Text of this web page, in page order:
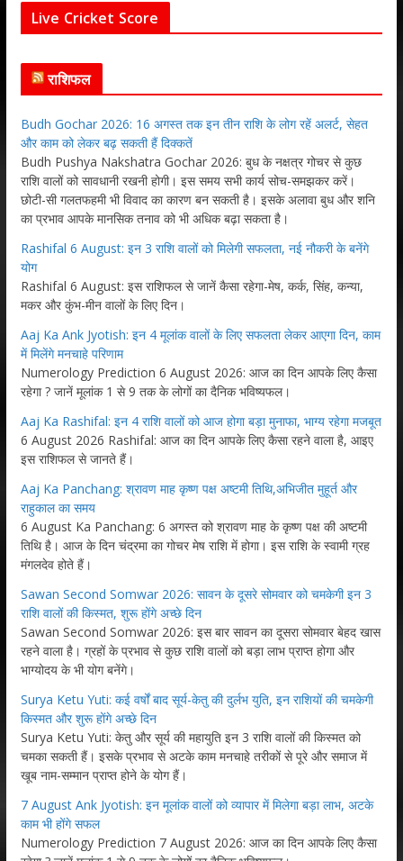
Live Cricket Score
राशिफल
Budh Gochar 2026: 16 अगस्त तक इन तीन राशि के लोग रहें अलर्ट, सेहत
और काम को लेकर बढ़ सकती हैं दिक्कतें
Budh Pushya Nakshatra Gochar 2026: बुध के नक्षत्र गोचर से कुछ
राशि वालों को सावधानी रखनी होगी। इस समय सभी कार्य सोच-समझकर करें।
छोटी-सी गलतफहमी भी विवाद का कारण बन सकती है। इसके अलावा बुध और शनि
का प्रभाव आपके मानसिक तनाव को भी अधिक बढ़ा सकता है।
Rashifal 6 August: इन 3 राशि वालों को मिलेगी सफलता, नई नौकरी के बनेंगे
योग
Rashifal 6 August: इस राशिफल से जानें कैसा रहेगा-मेष, कर्क, सिंह, कन्या,
मकर और कुंभ-मीन वालों के लिए दिन।
Aaj Ka Ank Jyotish: इन 4 मूलांक वालों के लिए सफलता लेकर आएगा दिन, काम
में मिलेंगे मनचाहे परिणाम
Numerology Prediction 6 August 2026: आज का दिन आपके लिए कैसा
रहेगा ? जानें मूलांक 1 से 9 तक के लोगों का दैनिक भविष्यफल।
Aaj Ka Rashifal: इन 4 राशि वालों को आज होगा बड़ा मुनाफा, भाग्य रहेगा मजबूत
6 August 2026 Rashifal: आज का दिन आपके लिए कैसा रहने वाला है, आइए
इस राशिफल से जानते हैं।
Aaj Ka Panchang: श्रावण माह कृष्ण पक्ष अष्टमी तिथि,अभिजीत मुहूर्त और
राहुकाल का समय
6 August Ka Panchang: 6 अगस्त को श्रावण माह के कृष्ण पक्ष की अष्टमी
तिथि है। आज के दिन चंद्रमा का गोचर मेष राशि में होगा। इस राशि के स्वामी ग्रह
मंगलदेव होते हैं।
Sawan Second Somwar 2026: सावन के दूसरे सोमवार को चमकेगी इन 3
राशि वालों की किस्मत, शुरू होंगे अच्छे दिन
Sawan Second Somwar 2026: इस बार सावन का दूसरा सोमवार बेहद खास
रहने वाला है। ग्रहों के प्रभाव से कुछ राशि वालों को बड़ा लाभ प्राप्त होगा और
भाग्योदय के भी योग बनेंगे।
Surya Ketu Yuti: कई वर्षों बाद सूर्य-केतु की दुर्लभ युति, इन राशियों की चमकेगी
किस्मत और शुरू होंगे अच्छे दिन
Surya Ketu Yuti: केतु और सूर्य की महायुति इन 3 राशि वालों की किस्मत को
चमका सकती हैं। इसके प्रभाव से अटके काम मनचाहे तरीकों से पूरे और समाज में
खूब नाम-सम्मान प्राप्त होने के योग हैं।
7 August Ank Jyotish: इन मूलांक वालों को व्यापार में मिलेगा बड़ा लाभ, अटके
काम भी होंगे सफल
Numerology Prediction 7 August 2026: आज का दिन आपके लिए कैसा